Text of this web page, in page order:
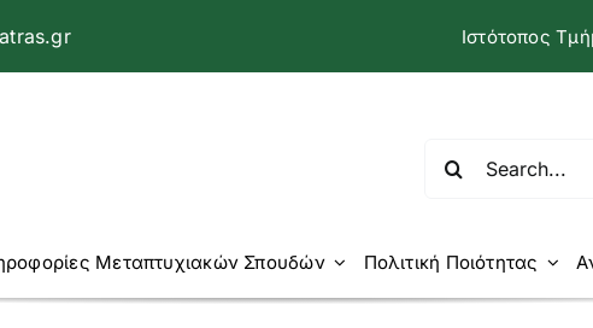
Ιστότοπος
Μεταπτυχιακών Σπουδών Πολιτική Ποιότητας